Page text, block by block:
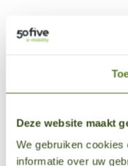
Deze website maakt
We gebruiken
informatie over uw